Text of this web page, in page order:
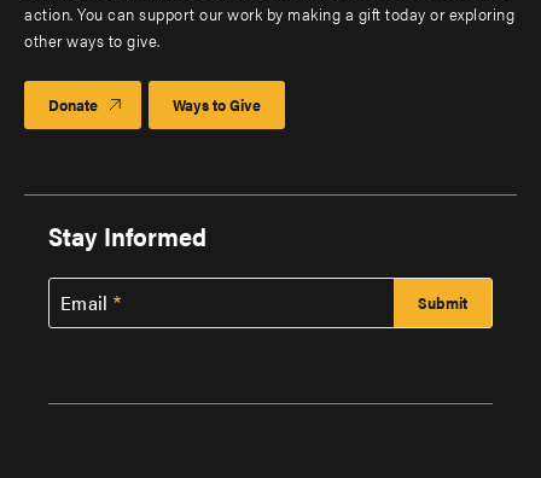
action. You can support our work by making a gift today or exploring
other ways to give.
Donate Ways to Give
Stay Informed
Email